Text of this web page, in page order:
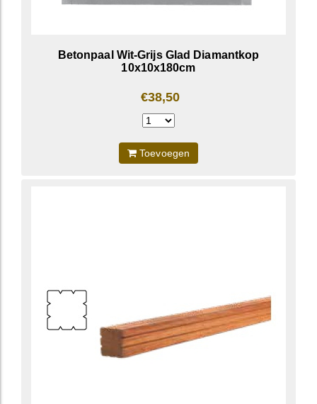
Betonpaal Wit-Grijs Glad Diamantkop
10x10x180cm
€38,50
Toevoegen